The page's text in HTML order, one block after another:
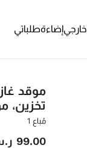
خارجيإضاءةطلباتي
تخزين،
مُباع 1
‫99.00 ر.س.‬